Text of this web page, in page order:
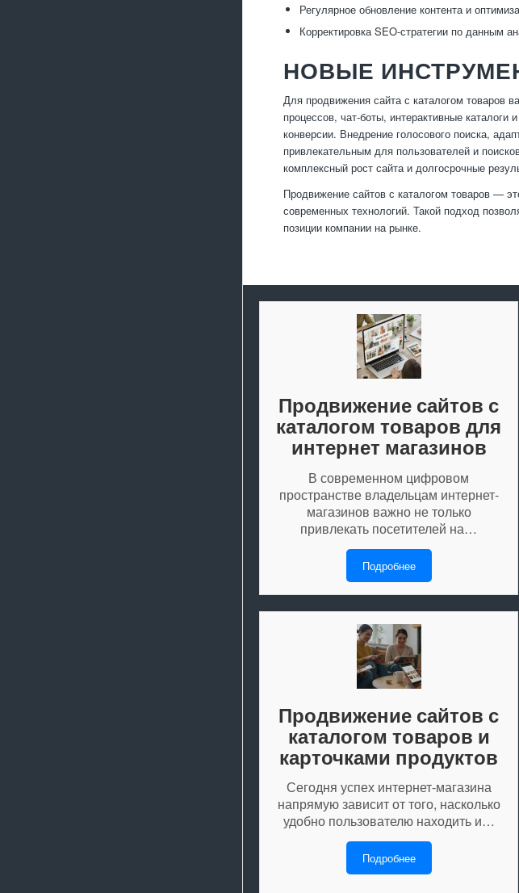
Регулярное обновление контента и
Корректировка SEO-стратегии по данным
НОВЫЕ
Для продвижения сайта с каталогом товаров
процессов, чат-боты, интерактивные
конверсии. Внедрение голосового поиска,
привлекательным для пользователей и
комплексный рост сайта и долгосрочные
Продвижение сайтов с каталогом товаров —
современных технологий. Такой подход
позиции компании на рынке.
Продвижение сайтов с
каталогом товаров для
интернет магазинов
В современном цифровом
пространстве владельцам интернет-
магазинов важно не только
привлекать посетителей на…
Подробнее
Продвижение сайтов с
каталогом товаров и
карточками продуктов
Сегодня успех интернет-магазина
напрямую зависит от того, насколько
удобно пользователю находить и…
Подробнее